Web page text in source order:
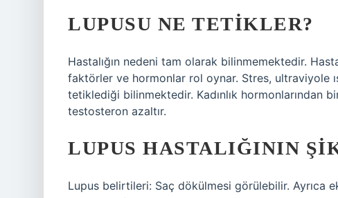
LUPUSU NE TETIKLER?
Hastalığın nedeni tam olarak bilinmemektedir.
faktörler ve hormonlar rol oynar. Stres, ultraviyole
tetiklediği bilinmektedir. Kadınlık hormonlarından
testosteron azaltır.
LUPUS HASTALIĞININ
Lupus belirtileri: Saç dökülmesi görülebilir. Ayrıca